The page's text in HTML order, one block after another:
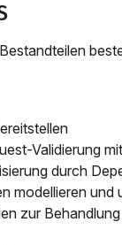
Validierung
durch
modellieren und
zur